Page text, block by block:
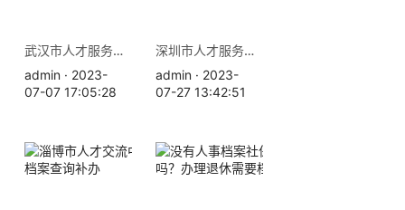
武汉市人才服务中心地址 档案查询补办
admin · 2023-
07-07 17:05:28
深圳市人才服务中心地址 档案补办查询
admin · 2023-
07-27 13:42:51